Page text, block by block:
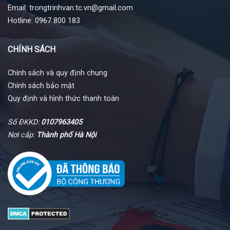
Email: trongtrinhvan.tc.vn@gmail.com
Hotline: 0967 800 183
CHÍNH SÁCH
Chính sách và quy định chung
Chính sách bảo mật
Quy định và hình thức thanh toán
Số ĐKKD:0107963405
Nơi cấp: Thành phố Hà Nội